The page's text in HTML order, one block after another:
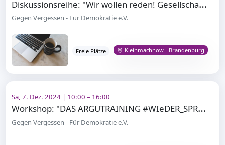
D
iskussionsreihe: "Wir wollen reden! Gesellschaftspolitischer Gesprächskreis in den Neuen Kammerspie
Gegen Vergessen - Für Demokratie e.V.
Freie Plätze Kleinmachnow - Brandenburg
Sa, 7. Dez. 2024 | 10:00 – 16:00
W
orkshop: "DAS ARGUTRAINING #WIeDER_SPRECHEN FÜR DEMOKRATIE"
Gegen Vergessen - Für Demokratie e.V.